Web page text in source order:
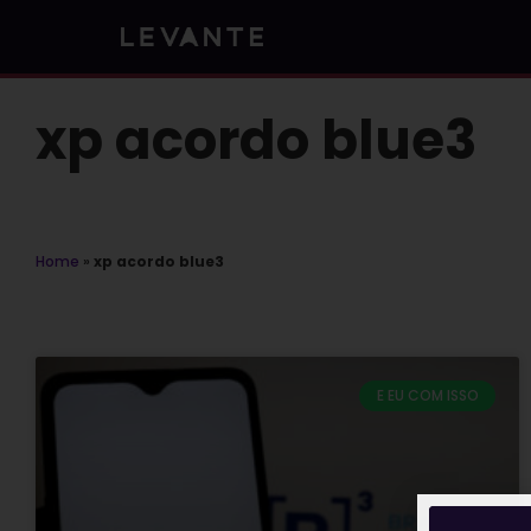
xp acordo blue3
Home » xp acordo blue3
E EU COM ISSO